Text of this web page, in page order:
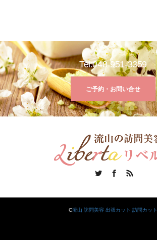
Tel:048-951-3359
ご予約・お問い合せ
TwitterFacebook
C流山 訪問美容 出張カット 訪問カット